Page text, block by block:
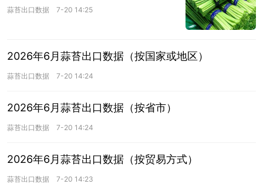
蒜苔出口数据 7-20 14:25
2026年6月蒜苔出口数据（按国家或地区）
蒜苔出口数据 7-20 14:24
2026年6月蒜苔出口数据（按省市）
蒜苔出口数据 7-20 14:24
2026年6月蒜苔出口数据（按贸易方式）
蒜苔出口数据 7-20 14:23